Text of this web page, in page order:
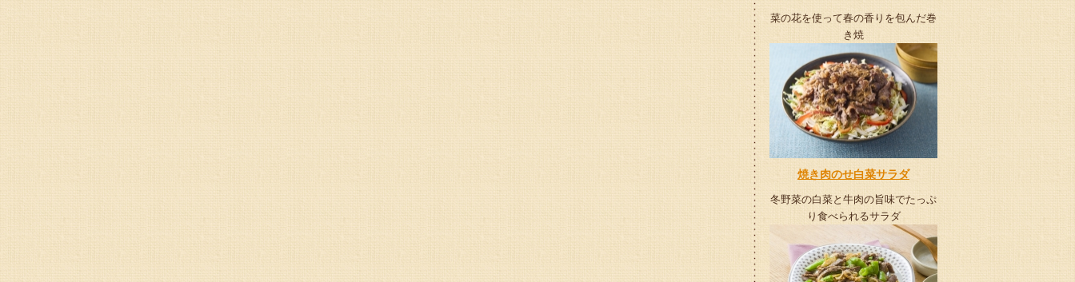
菜の花を使って春の香りを包んだ巻
き焼
焼き肉のせ白菜サラダ
冬野菜の白菜と牛肉の旨味でたっぷ
り食べられるサラダ